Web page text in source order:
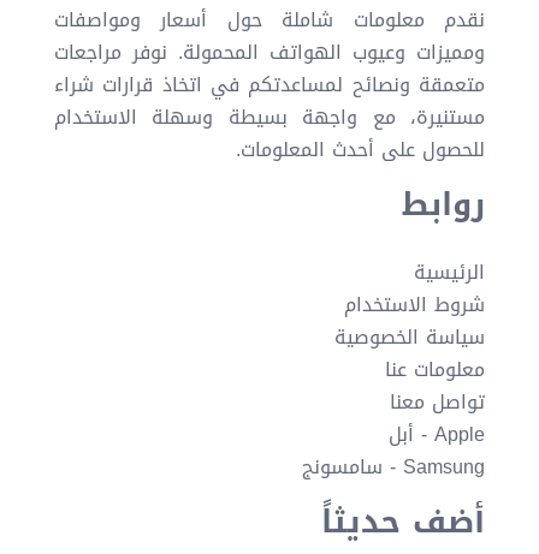
نقدم معلومات شاملة حول أسعار ومواصفات
ومميزات وعيوب الهواتف المحمولة. نوفر مراجعات
متعمقة ونصائح لمساعدتكم في اتخاذ قرارات شراء
مستنيرة، مع واجهة بسيطة وسهلة الاستخدام
للحصول على أحدث المعلومات.
روابط
الرئيسية
شروط الاستخدام
سياسة الخصوصية
معلومات عنا
تواصل معنا
Apple - أبل
Samsung - سامسونج
أضف حديثاً